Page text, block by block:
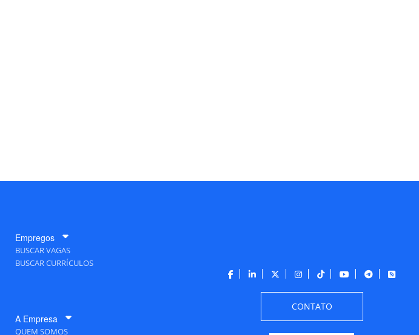
Empregos
BUSCAR VAGAS
BUSCAR CURRÍCULOS
A Empresa
QUEM SOMOS
CONTATO